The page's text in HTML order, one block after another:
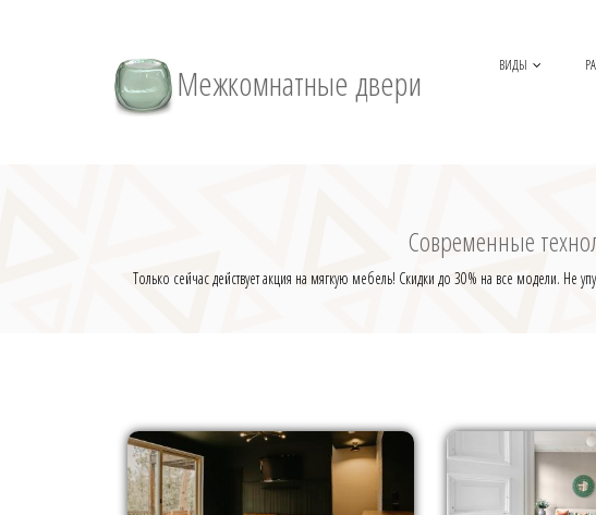
Межкомнатные двери ВИДЫ
Современные
Только сейчас действует акция на мягкую мебель! Скидки до 30% на все модели. Не